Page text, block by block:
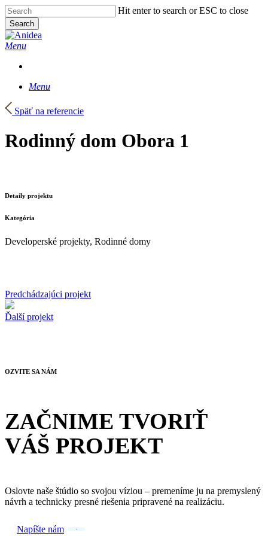
Skip
to
main
content
Hit enter to search or ESC to close
Search
Close
Search
Menu
Menu
Späť na referencie
Rodinný dom Obora 1
Detaily projektu
Kategória
Developerské projekty, Rodinné domy
Predchádzajúci projekt
Ďalší projekt
OZVITE SA NÁM
ZAČNIME TVORIŤ
VÁŠ PROJEKT
Oslovte naše štúdio so svojou víziou – premeníme ju na premyslený
návrh a technicky presné riešenia pripravené na realizáciu.
Napíšte nám